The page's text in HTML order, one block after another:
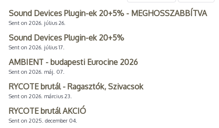
Sound Devices Plugin-ek 20+5% - MEGHOSSZABBÍTVA
Sent on 2026. július 26.
Sound Devices Plugin-ek 20+5%
Sent on 2026. július 17.
AMBIENT - budapesti Eurocine 2026
Sent on 2026. máj. 07.
RYCOTE brutál - Ragasztók, Szivacsok
Sent on 2026. március 23.
RYCOTE brutál AKCIÓ
Sent on 2025. december 04.